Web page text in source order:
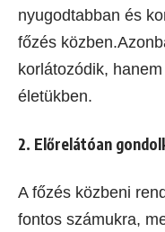
nyugodtabban és
főzés
korlátozódik,
életükben.
2. Előrelátóan
A főzés közbeni
fontos számukra,